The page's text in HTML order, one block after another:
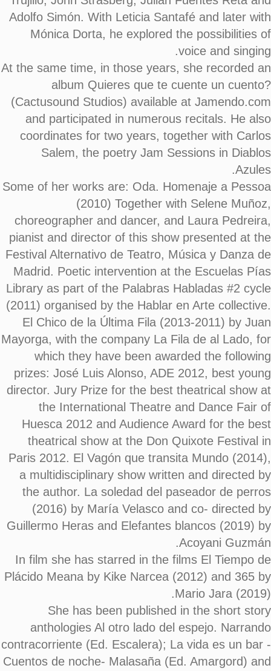
Adolfo Simón. With Leticia Santafé and later with
Mónica Dorta, he explored the possibilities of
voice and singing.
At the same time, in those years, she recorded an
album Quieres que te cuente un cuento?
(Cactusound Studios) available at Jamendo.com
and participated in numerous recitals. He also
coordinates for two years, together with Carlos
Salem, the poetry Jam Sessions in Diablos
Azules.
Some of her works are: Oda. Homenaje a Pessoa
(2010) Together with Selene Muñoz,
choreographer and dancer, and Laura Pedreira,
pianist and director of this show presented at the
Festival Alternativo de Teatro, Música y Danza de
Madrid. Poetic intervention at the Escuelas Pías
Library as part of the Palabras Habladas #2 cycle
(2011) organised by the Hablar en Arte collective.
El Chico de la Última Fila (2013-2011) by Juan
Mayorga, with the company La Fila de al Lado, for
which they have been awarded the following
prizes: José Luis Alonso, ADE 2012, best young
director. Jury Prize for the best theatrical show at
the International Theatre and Dance Fair of
Huesca 2012 and Audience Award for the best
theatrical show at the Don Quixote Festival in
Paris 2012. El Vagón que transita Mundo (2014),
a multidisciplinary show written and directed by
the author. La soledad del paseador de perros
(2016) by María Velasco and co- directed by
Guillermo Heras and Elefantes blancos (2019) by
Acoyani Guzmán.
In film she has starred in the films El Tiempo de
Plácido Meana by Kike Narcea (2012) and 365 by
Mario Jara (2019).
She has been published in the short story
anthologies Al otro lado del espejo. Narrando
contracorriente (Ed. Escalera); La vida es un bar -
Cuentos de noche- Malasaña (Ed. Amargord) and